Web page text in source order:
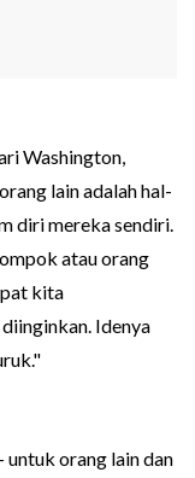
Washington,
lain adalah hal-
diri mereka sendiri.
atau orang
kita
Idenya
untuk orang lain dan